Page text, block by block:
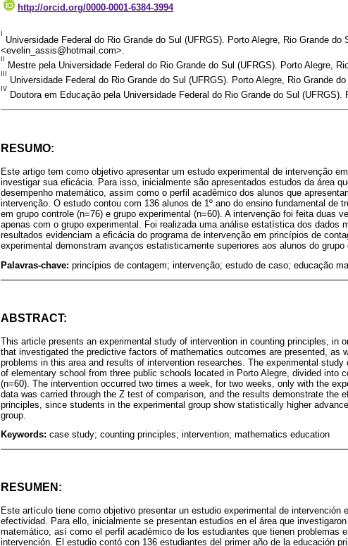
http://orcid.org/0000-0001-6384-3994
Universidade Federal do Rio Grande do Sul (UFRGS). Porto Alegre, Rio Grande do
<evelin_assis@hotmail.com>.
Mestre pela Universidade Federal do Rio Grande do Sul (UFRGS). Porto Alegre,
Universidade Federal do Rio Grande do Sul (UFRGS). Porto Alegre, Rio Grande
IV
Doutora em Educação pela Universidade Federal do Rio Grande do Sul
RESUMO:
Este artigo tem como objetivo apresentar um estudo experimental de intervenção
investigar sua eficácia. Para isso, inicialmente são apresentados estudos da área
desempenho matemático, assim como o perfil acadêmico dos alunos que
intervenção. O estudo contou com 136 alunos de 1º ano do ensino fundamental de
em grupo controle (n=76) e grupo experimental (n=60). A intervenção foi feita duas
apenas com o grupo experimental. Foi realizada uma análise estatística dos dados
resultados evidenciam a eficácia do programa de intervenção em princípios de
experimental demonstram avanços estatisticamente superiores aos alunos do grupo
Palavras-chave: princípios de contagem; intervenção; estudo de caso; educação
ABSTRACT:
This article presents an experimental study of intervention in counting principles, in
that investigated the predictive factors of mathematics outcomes are presented, as
problems in this area and results of intervention researches. The experimental
of elementary school from three public schools located in Porto Alegre, divided into
(n=60). The intervention occurred two times a week, for two weeks, only with the
data was carried through the Z test of comparison, and the results demonstrate the
principles, since students in the experimental group show statistically higher
group.
Keywords: case study; counting principles; intervention; mathematics education
RESUMEN:
Este artículo tiene como objetivo presentar un estudio experimental de
efectividad. Para ello, inicialmente se presentan estudios en el área que
matemático, así como el perfil académico de los estudiantes que tienen problemas
intervención. El estudio contó con 136 estudiantes del primer año de la educación